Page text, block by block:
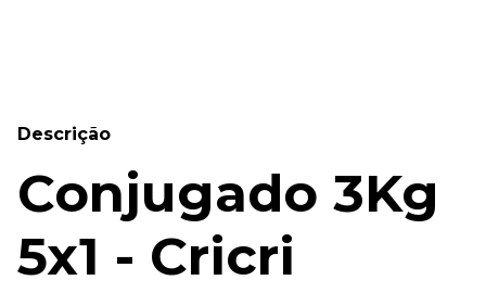
Descrição
Conjugado 3Kg
5x1 - Cricri